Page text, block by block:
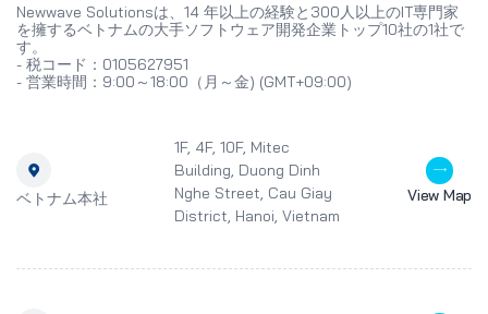
Newwave Solutionsは、14 年以上の経験と300人以上のIT専門家
を擁するベトナムの大手ソフトウェア開発企業トップ10社の1社で
す。
- 税コード：0105627951
- 営業時間：9:00～18:00（月～金) (GMT+09:00)
ベトナム本社
1F, 4F, 10F, Mitec
Building, Duong Dinh
Nghe Street, Cau Giay
District, Hanoi, Vietnam
View Map